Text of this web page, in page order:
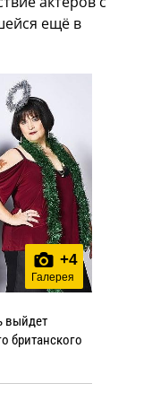
ещё в
+4
Галерея
выйдет
британского